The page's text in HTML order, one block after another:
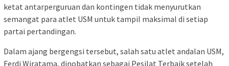
ketat antarperguruan dan kontingen tidak menyurutkan
semangat para atlet USM untuk tampil maksimal di setiap
partai pertandingan.
Dalam ajang bergengsi tersebut, salah satu atlet andalan USM,
Ferdi Wiratama, dinobatkan sebagai Pesilat Terbaik setelah